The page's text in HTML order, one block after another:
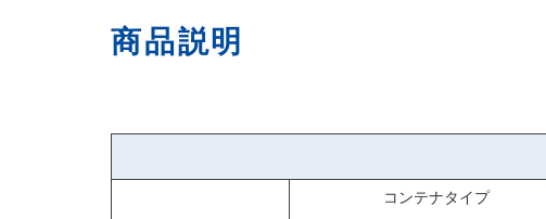
商品説明
コンテナタイプ